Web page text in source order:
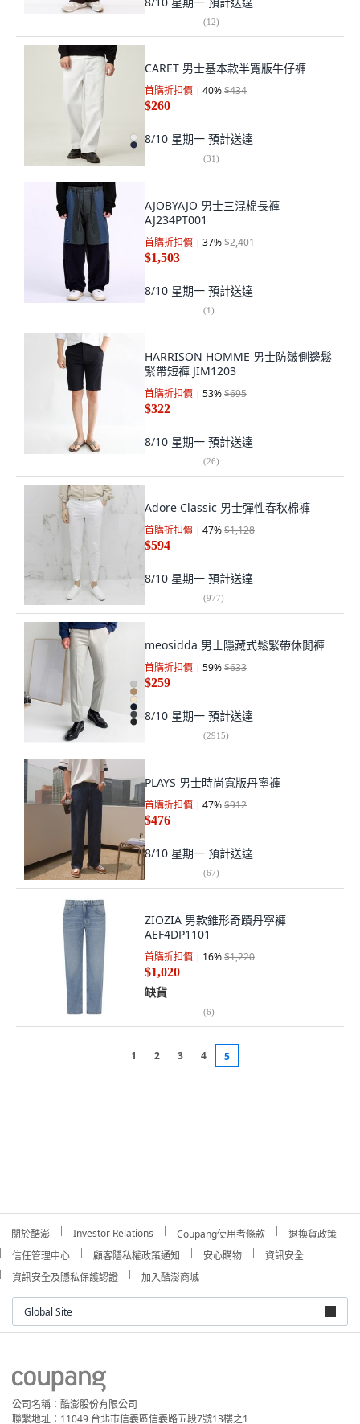
(12)
CARET 男士基本款半寬版牛仔褲
首購折扣價 40%$434
$260
8/10 星期一 預計送達
(31)
AJOBYAJO 男士三混棉長褲
AJ234PT001
首購折扣價 37%$2,401
$1,503
8/10 星期一 預計送達
(1)
HARRISON HOMME 男士防皺側邊鬆
緊帶短褲 JIM1203
首購折扣價 53%$695
$322
8/10 星期一 預計送達
(26)
Adore Classic 男士彈性春秋棉褲
首購折扣價 47%$1,128
$594
8/10 星期一 預計送達
(977)
meosidda 男士隱藏式鬆緊帶休閒褲
首購折扣價 59%$633
$259
8/10 星期一 預計送達
(2915)
PLAYS 男士時尚寬版丹寧褲
首購折扣價 47%$912
$476
8/10 星期一 預計送達
(67)
ZIOZIA 男款錐形奇蹟丹寧褲
AEF4DP1101
首購折扣價 16%$1,220
$1,020
缺貨
(6)
1 2 3 4 5
關於酷澎 Investor Relations Coupang使用者條款
退換貨政策
信任管理中心
顧客隱私權政策通知 安心購物
資訊安全
資訊安全及隱私保護認證
加入酷澎商城
Global Site
公司名稱：酷澎股份有限公司
聯繫地址：11049 台北市信義區信義路五段7號13樓之1